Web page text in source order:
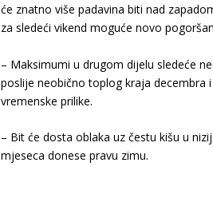
će znatno više padavina biti nad
za sledeći vikend moguće novo
– Maksimumi u drugom dijelu sledeće
poslije neobično toplog kraja decembra
vremenske prilike.
– Bit će dosta oblaka uz čestu kišu u
mjeseca donese pravu zimu.